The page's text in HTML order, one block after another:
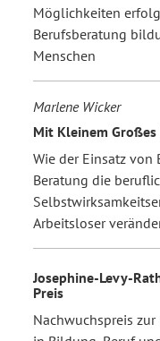
Möglichkeiten
Berufsberatung
Menschen
Marlene Wicker
Mit Kleinem
Wie der Einsatz von
Beratung die
Arbeitsloser
Josephine-Levy-
Preis
Nachwuchspreis zur